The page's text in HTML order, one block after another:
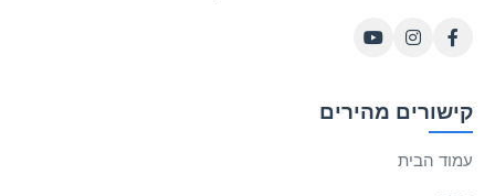
קישורים מהירים
עמוד הבית